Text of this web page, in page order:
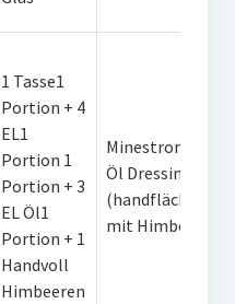
1 Tasse1
Portion + 4
EL1
Portion 1
Portion + 3
EL Öl1
Portion + 1
Handvoll
Himbeeren
Öl
mit Himbeeren